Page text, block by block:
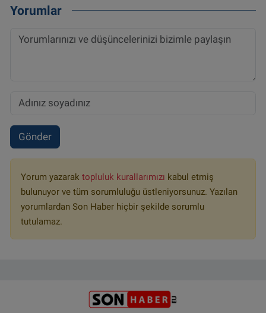
Yorumlar
Gönder
Yorum yazarak topluluk kurallarımızı kabul etmiş
bulunuyor ve tüm sorumluluğu üstleniyorsunuz. Yazılan
yorumlardan Son Haber hiçbir şekilde sorumlu
tutulamaz.